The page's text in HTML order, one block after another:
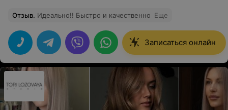
Отзыв. Идеально!! Быстро и качественно Еще
Записаться онлайн